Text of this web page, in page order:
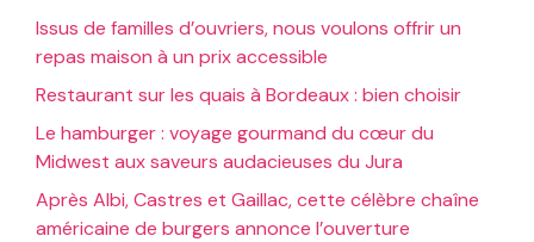
Issus de familles d’ouvriers, nous voulons offrir un
repas maison à un prix accessible
Restaurant sur les quais à Bordeaux : bien choisir
Le hamburger : voyage gourmand du cœur du
Midwest aux saveurs audacieuses du Jura
Après Albi, Castres et Gaillac, cette célèbre chaîne
américaine de burgers annonce l’ouverture